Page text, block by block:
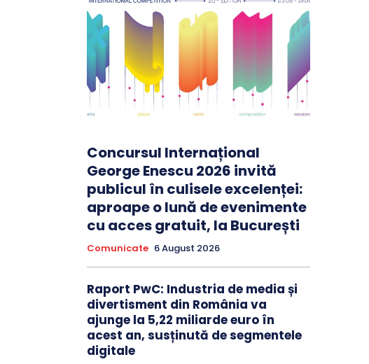
Concursul Internațional
George Enescu 2026 invită
publicul în culisele excelenței:
aproape o lună de evenimente
cu acces gratuit, la București
Comunicate 6 August 2026
Raport PwC: Industria de media și
divertisment din România va
ajunge la 5,22 miliarde euro în
acest an, susținută de segmentele
digitale